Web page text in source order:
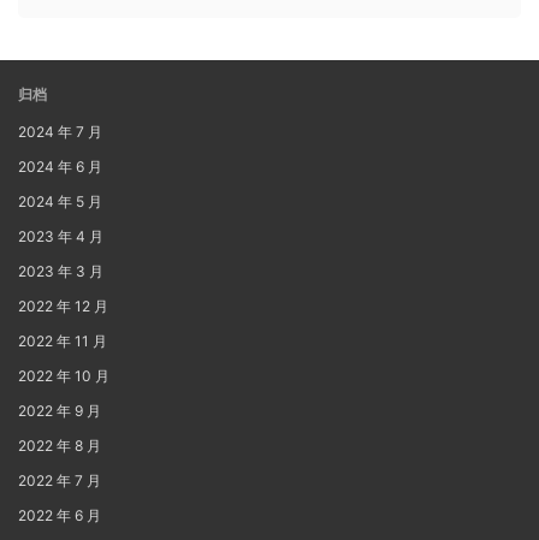
归档
2024 年 7 月
2024 年 6 月
2024 年 5 月
2023 年 4 月
2023 年 3 月
2022 年 12 月
2022 年 11 月
2022 年 10 月
2022 年 9 月
2022 年 8 月
2022 年 7 月
2022 年 6 月